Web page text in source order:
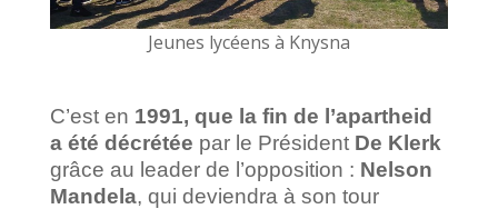
Jeunes lycéens à Knysna
C’est en 1991, que la fin de l’apartheid
a été décrétée par le Président De Klerk
grâce au leader de l’opposition : Nelson
Mandela, qui deviendra à son tour